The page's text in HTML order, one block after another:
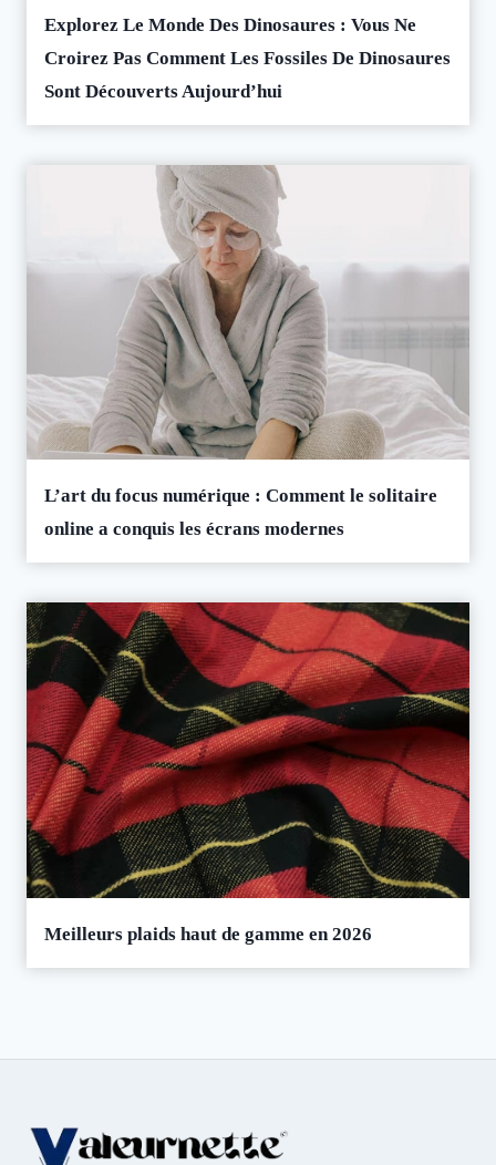
Explorez Le Monde Des Dinosaures : Vous Ne
Croirez Pas Comment Les Fossiles De Dinosaures
Sont Découverts Aujourd’hui
L’art du focus numérique : Comment le solitaire
online a conquis les écrans modernes
Meilleurs plaids haut de gamme en 2026